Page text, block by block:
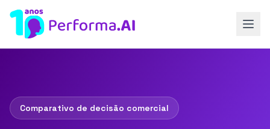
Comparativo de decisão comercial